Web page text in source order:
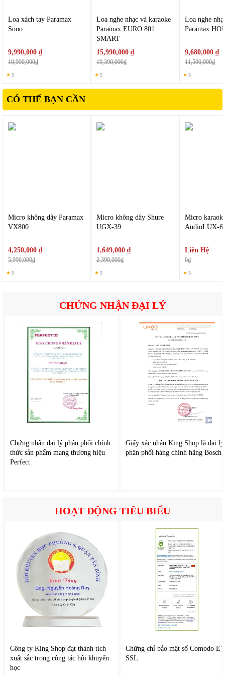
1. Tích hợp xử lý âm thanh số
Micro được trang bị bộ xử lý âm thanh giúp cải thiện chất
lượng giọng hát, giọng rõ ràng, dễ nghe, giảm nhiễu và tạp
âm, hạn chế hiện tượng méo tiếng.
Người dùng có thể điều chỉnh nhanh các thông số âm thanh
ngay trên thân micro như độ vang (Echo), âm lượng, cân
bằng âm
Không cần thao tác phức tạp trên loa hay amply, rất tiện lợi
cho người không chuyên.
3. Hoạt động ổn định, ít nhiễu
làm giảm tình trạng trùng sóng, duy trì tín hiệu ổn định, hạn
chế nhiễu khi sử dụng gần các thiết bị khác
Loa xách tay Paramax
Sono
9,990,000 ₫
10,990,000₫
★ 5
Loa nghe nhạc và karaoke
Paramax EURO 801
SMART
15,990,000 ₫
19,390,000₫
★ 5
Loa nghe
Paramax
9,680,000 ₫
11,590,000₫
★ 5
CÓ THỂ BẠN CẦN
Micro không dây Paramax
VX800
4,250,000 ₫
5,990,000₫
★ 5
Micro không dây Shure
UGX-39
1,649,000 ₫
2,390,000₫
★ 5
Micro
AudioLUX-
Liên Hệ
0₫
★ 5
CHỨNG NHẬN ĐẠI LÝ
Chứng nhận đại lý phân phối chính
thức sản phẩm mang thương hiệu
Perfect
Giấy xác nhận King Shop là đại lý
phân phối hàng chính hãng Bosch
HOẠT ĐỘNG TIÊU BIỂU
Công ty King Shop đạt thành tích
xuất sắc trong công tác hội khuyến
học
Chứng chỉ bảo mật số Comodo EV
SSL